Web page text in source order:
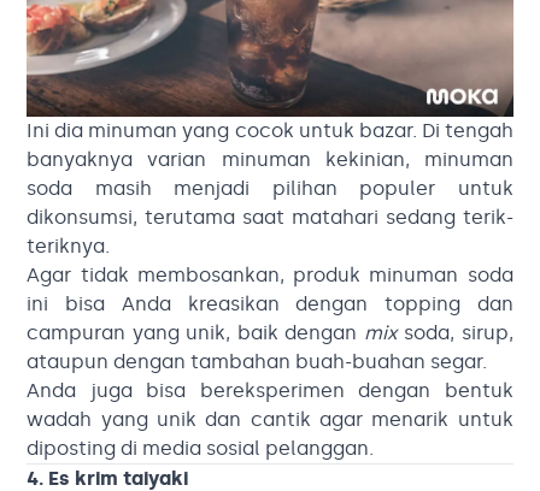
Ini dia minuman yang cocok untuk bazar. Di tengah
banyaknya varian minuman kekinian, minuman
soda masih menjadi pilihan populer untuk
dikonsumsi, terutama saat matahari sedang terik-
teriknya.
Agar tidak membosankan, produk minuman soda
ini bisa Anda kreasikan dengan topping dan
campuran yang unik, baik dengan mixsoda, sirup,
ataupun dengan tambahan buah-buahan segar.
Anda juga bisa bereksperimen dengan bentuk
wadah yang unik dan cantik agar menarik untuk
diposting di media sosial pelanggan.
4. Es krim taiyaki